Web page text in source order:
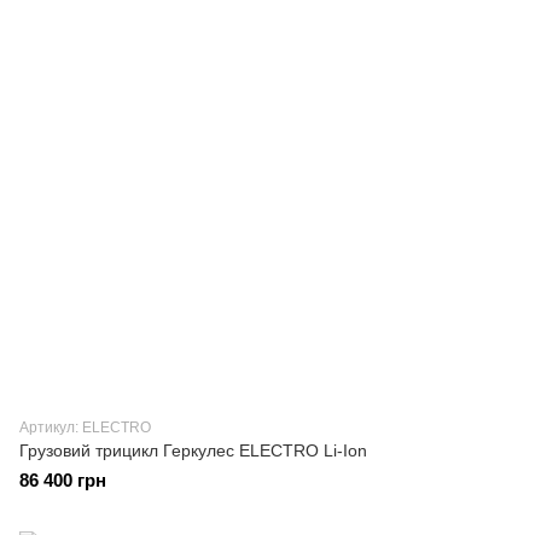
Артикул: ELECTRO
Грузовий трицикл Геркулес ELECTRO Li-Ion
86 400 грн